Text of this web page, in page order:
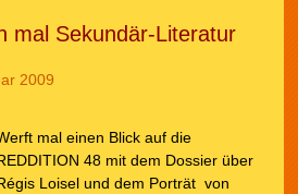
mal Sekundär-Literatur
2009
mal einen Blick auf die
48 mit dem Dossier über
Loisel und dem Porträt von